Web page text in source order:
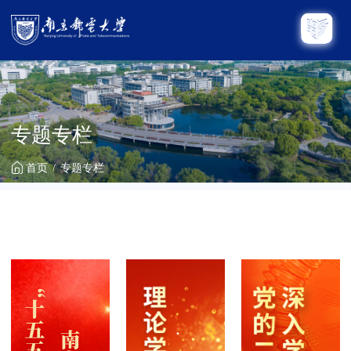
专题专栏
首页 专题专栏